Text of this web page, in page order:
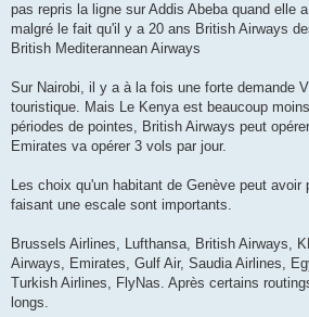
pas repris la ligne sur Addis Abeba quand elle
malgré le fait qu'il y a 20 ans British Airways
British Mediterannean Airways
Sur Nairobi, il y a à la fois une forte demande
touristique. Mais Le Kenya est beaucoup
périodes de pointes, British Airways peut
Emirates va opérer 3 vols par jour.
Les choix qu'un habitant de Genève peut avoir
faisant une escale sont importants.
Brussels Airlines, Lufthansa, British Airways,
Airways, Emirates, Gulf Air, Saudia Airlines,
Turkish Airlines, FlyNas. Après certains
longs.